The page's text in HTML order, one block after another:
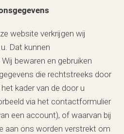
website verkrijgen wij
Dat kunnen
bewaren en gebruiken
die rechtstreeks door
kader van de door u
via het contactformulier
een account), of waarvan bij
aan ons worden verstrekt om